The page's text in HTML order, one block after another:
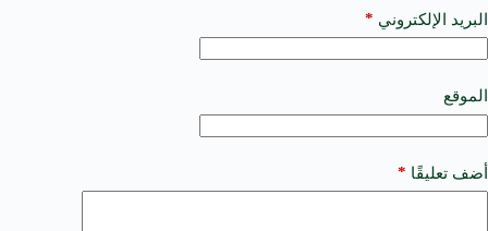
البريد الإلكتروني *
الموقع
أضف تعليقًا *
a
t
i
e
: